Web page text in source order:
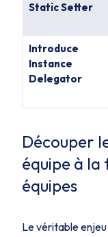
Static Setter
Introduce
Instance
Delegator
Découper
équipe à
équipes
Le véritable